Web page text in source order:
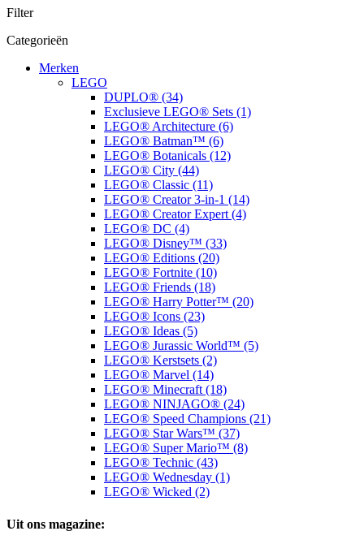
Filter
Categorieën
Merken
LEGO
DUPLO® (34)
Exclusieve LEGO® Sets (1)
LEGO® Architecture (6)
LEGO® Batman™ (6)
LEGO® Botanicals (12)
LEGO® City (44)
LEGO® Classic (11)
LEGO® Creator 3-in-1 (14)
LEGO® Creator Expert (4)
LEGO® DC (4)
LEGO® Disney™ (33)
LEGO® Editions (20)
LEGO® Fortnite (10)
LEGO® Friends (18)
LEGO® Harry Potter™ (20)
LEGO® Icons (23)
LEGO® Ideas (5)
LEGO® Jurassic World™ (5)
LEGO® Kerstsets (2)
LEGO® Marvel (14)
LEGO® Minecraft (18)
LEGO® NINJAGO® (24)
LEGO® Speed Champions (21)
LEGO® Star Wars™ (37)
LEGO® Super Mario™ (8)
LEGO® Technic (43)
LEGO® Wednesday (1)
LEGO® Wicked (2)
Uit ons magazine: